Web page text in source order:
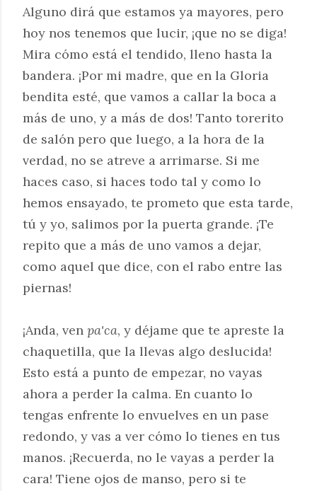
Alguno dirá que estamos ya mayores, pero
hoy nos tenemos que lucir, ¡que no se diga!
Mira cómo está el tendido, lleno hasta la
bandera. ¡Por mi madre, que en la Gloria
bendita esté, que vamos a callar la boca a
más de uno, y a más de dos! Tanto torerito
de salón pero que luego, a la hora de la
verdad, no se atreve a arrimarse. Si me
haces caso, si haces todo tal y como lo
hemos ensayado, te prometo que esta tarde,
tú y yo, salimos por la puerta grande. ¡Te
repito que a más de uno vamos a dejar,
como aquel que dice, con el rabo entre las
piernas!
¡Anda, ven pa'ca, y déjame que te apreste la
chaquetilla, que la llevas algo deslucida!
Esto está a punto de empezar, no vayas
ahora a perder la calma. En cuanto lo
tengas enfrente lo envuelves en un pase
redondo, y vas a ver cómo lo tienes en tus
manos. ¡Recuerda, no le vayas a perder la
cara! Tiene ojos de manso, pero si te